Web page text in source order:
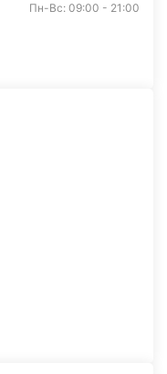
Пн-Вс: 09:00 - 21:00